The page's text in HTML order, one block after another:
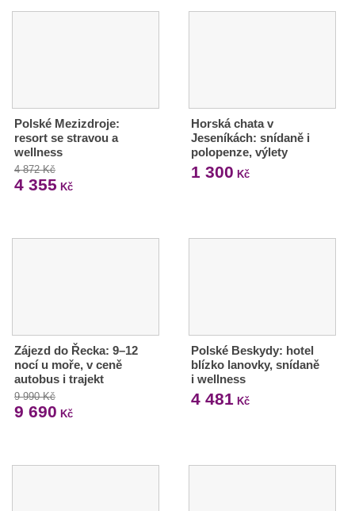
Polské Mezizdroje:
resort se stravou a
wellness
4 872 Kč
4 355 Kč
Horská chata v
Jeseníkách: snídaně i
polopenze, výlety
1 300 Kč
Zájezd do Řecka: 9–12
nocí u moře, v ceně
autobus i trajekt
9 990 Kč
9 690 Kč
Polské Beskydy: hotel
blízko lanovky, snídaně
i wellness
4 481 Kč